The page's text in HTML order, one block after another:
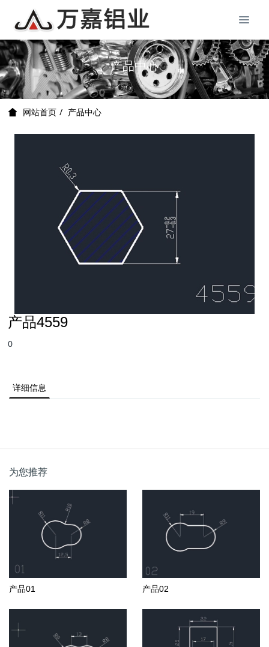
产品中心
网站首页 产品中心
产品4559
0
详细信息
为您推荐
产品01 产品02